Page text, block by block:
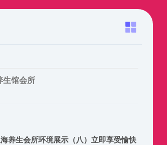
生馆会所
海养生会所环境展示（八）立即享受愉快